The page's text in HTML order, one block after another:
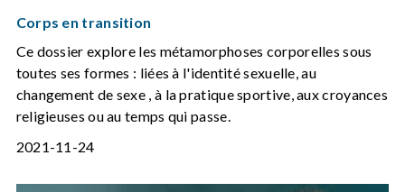
Corps en transition
Ce dossier explore les métamorphoses corporelles sous
toutes ses formes : liées à l'identité sexuelle, au
changement de sexe , à la pratique sportive, aux croyances
religieuses ou au temps qui passe.
2021-11-24